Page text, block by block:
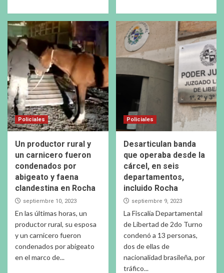
Policiales
Un productor rural y
un carnicero fueron
condenados por
abigeato y faena
clandestina en Rocha
septiembre 10, 2023
En las últimas horas, un
productor rural, su esposa
y un carnicero fueron
condenados por abigeato
en el marco de...
Policiales
Desarticulan banda
que operaba desde la
cárcel, en seis
departamentos,
incluido Rocha
septiembre 9, 2023
La Fiscalía Departamental
de Libertad de 2do Turno
condenó a 13 personas,
dos de ellas de
nacionalidad brasileña, por
tráfico...